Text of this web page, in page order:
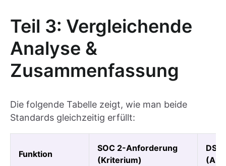
Teil 3: Vergleichende
Analyse &
Zusammenfassung
Die folgende Tabelle zeigt, wie man beide
Standards gleichzeitig erfüllt:
Funktion
SOC 2-Anforderung
(Kriterium)